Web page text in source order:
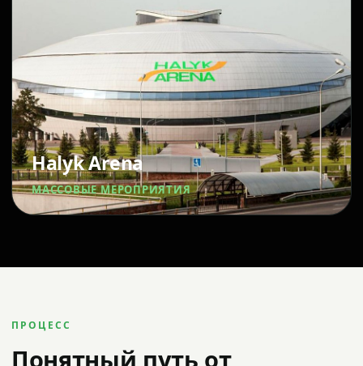
Halyk Arena
МАССОВЫЕ МЕРОПРИЯТИЯ
ПРОЦЕСС
Понятный путь от